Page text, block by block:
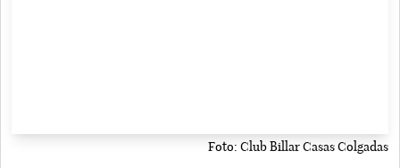
Foto: Club Billar Casas Colgadas